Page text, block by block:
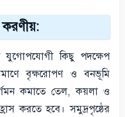
যুগোপযোগী কিছু পদক্ষেপ
বৃক্ষরোপণ ও বনভূমি
কমাতে তেল, কয়লা ও
করতে হবে। সমুদ্রপৃষ্ঠের